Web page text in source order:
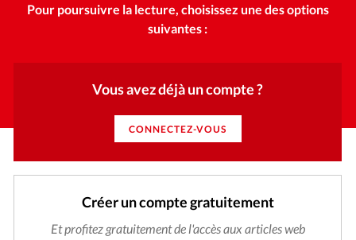
Pour poursuivre la lecture, choisissez une des options
suivantes :
Vous avez déjà un compte ?
CONNECTEZ-VOUS
Créer un compte gratuitement
Et profitez gratuitement de l'accès aux articles web